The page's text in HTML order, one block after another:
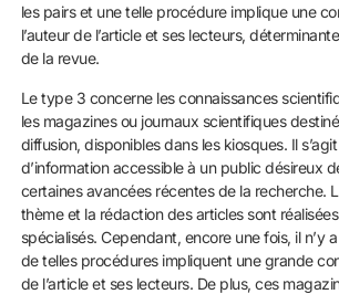
les pairs et une telle procédure implique une
l’auteur de l’article et ses lecteurs,
de la revue.
Le type 3 concerne les connaissances
les magazines ou journaux scientifiques
diffusion, disponibles dans les kiosques. Il
d’information accessible à un public désireux
certaines avancées récentes de la recherche.
thème et la rédaction des articles sont
spécialisés. Cependant, encore une fois, il n’y
de telles procédures impliquent une grande
de l’article et ses lecteurs. De plus, ces